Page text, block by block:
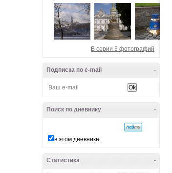
В серии 3 фотографий
-
Подписка по e-mail
-
Поиск по дневнику
в этом дневнике
-
Статистика